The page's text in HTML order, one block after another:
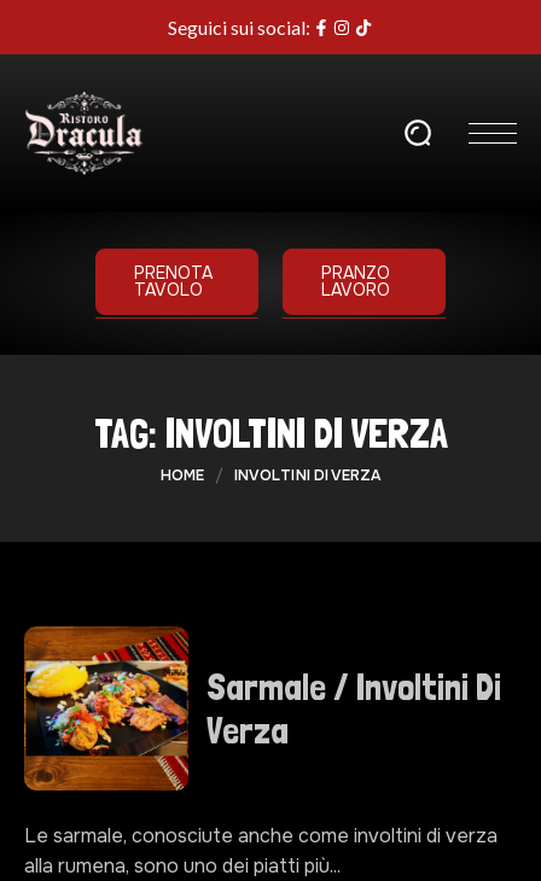
Seguici sui social:
PRENOTA
TAVOLO
PRANZO
LAVORO
TAG: INVOLTINI DI VERZA
HOME INVOLTINI DI VERZA
Sarmale / Involtini Di
Verza
Le sarmale, conosciute anche come involtini di verza
alla rumena, sono uno dei piatti più...